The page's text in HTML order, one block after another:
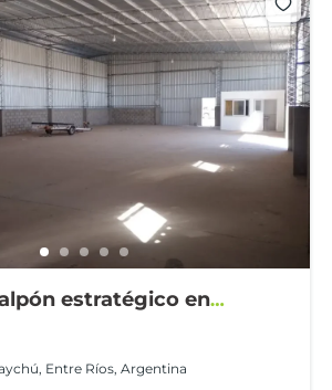
estratégico en
Entre Ríos, Argentina